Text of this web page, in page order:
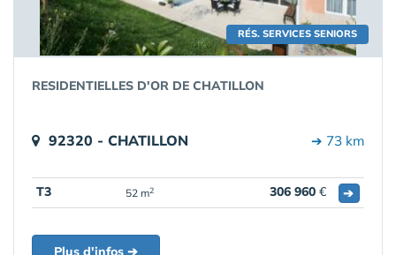
RÉS. SERVICES SENIORS
RESIDENTIELLES D'OR DE CHATILLON
92320 - CHATILLON ➔ 73 km
T3 52 m2 306 960 € ➔
Plus d'infos ➔